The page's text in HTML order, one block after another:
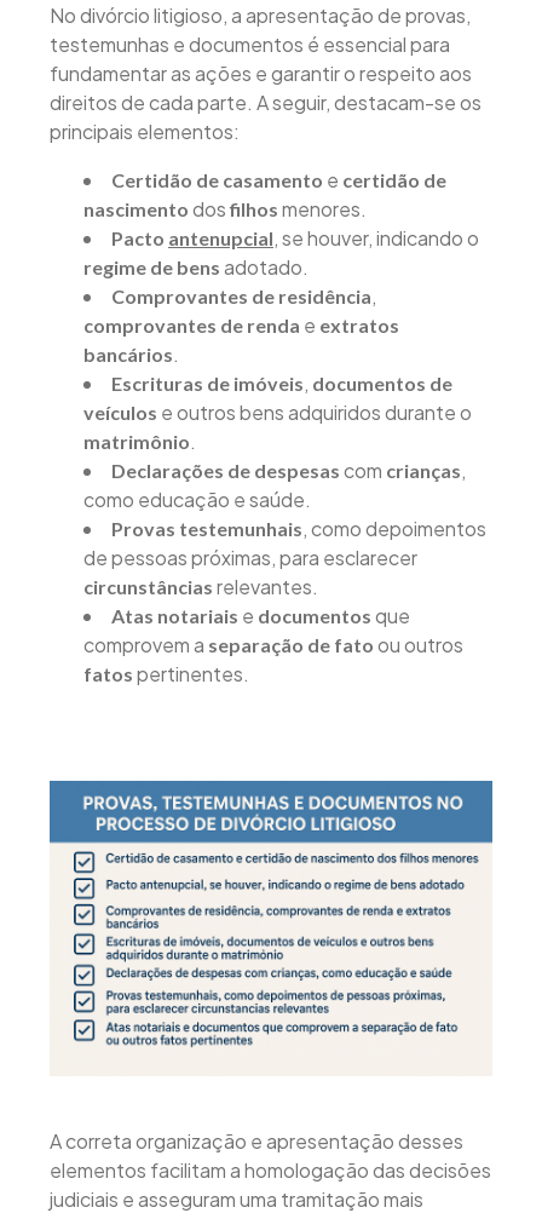
No divórcio litigioso, a apresentação de provas,
testemunhas e documentos é essencial para
fundamentar as ações e garantir o respeito aos
direitos de cada parte. A seguir, destacam-se os
principais elementos:
Certidão de casamento e certidão de
nascimento dosfilhos menores.
Pacto antenupcial, se houver, indicando o
regime de bens adotado.
Comprovantes de residência,
comprovantes de renda e extratos
bancários.
Escrituras de imóveis, documentos de
veículos e outros bens adquiridos durante o
matrimônio.
Declarações de despesas com crianças,
como educação e saúde.
Provas testemunhais, como depoimentos
de pessoas próximas, para esclarecer
circunstâncias relevantes.
Atas notariais e documentos que
comprovem a separação de fato ou outros
fatos pertinentes.
A correta organização e apresentação desses
elementos facilitam a homologação das decisões
judiciais e asseguram uma tramitação mais